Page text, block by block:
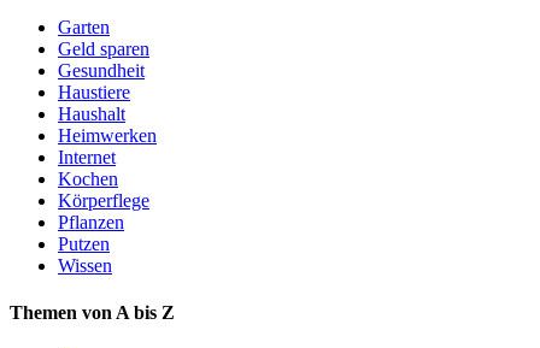
Garten
Geld sparen
Gesundheit
Haustiere
Haushalt
Heimwerken
Internet
Kochen
Körperflege
Pflanzen
Putzen
Wissen
Themen von A bis Z